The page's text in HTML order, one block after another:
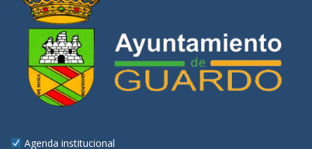
Agenda institucional